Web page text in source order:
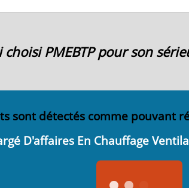
choisi PMEBTP pour son
sont détectés comme pouvant
D'affaires En Chauffage